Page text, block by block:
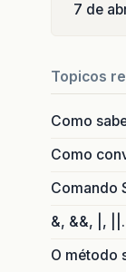
7 de
Topicos
Como
Como
Comando
&, &&, |,
O método